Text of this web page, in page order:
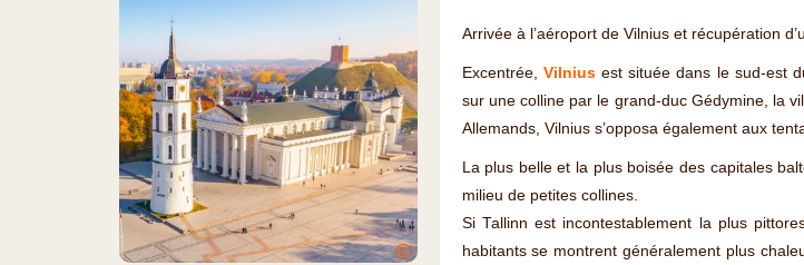
©
Arrivée à l’aéroport de Vilnius et récupération
Excentrée, Vilnius est située dans le sud-est
sur une colline par le grand-duc Gédymine, la
Allemands, Vilnius s’opposa également aux
La plus belle et la plus boisée des capitales
milieu de petites collines.
Si Tallinn est incontestablement la plus
habitants se montrent généralement plus